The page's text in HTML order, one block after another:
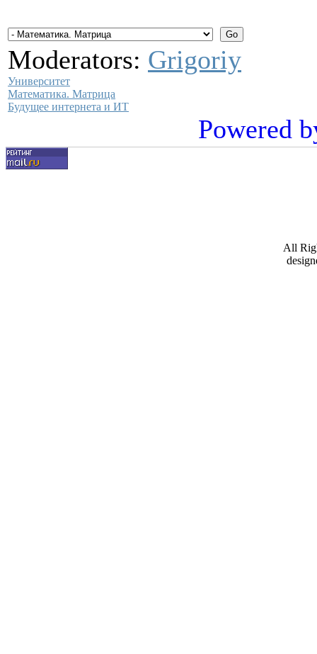
Moderators: Grigoriy
Университет
Математика. Матрица
Будущее интернета и ИТ
Powered
All